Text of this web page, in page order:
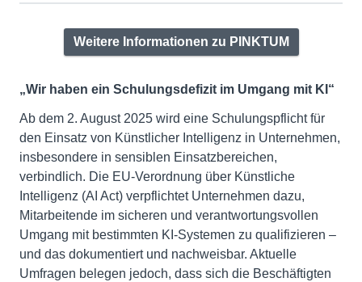
Weitere Informationen zu PINKTUM
„Wir haben ein Schulungsdefizit im Umgang mit KI“
Ab dem 2. August 2025 wird eine Schulungspflicht für
den Einsatz von Künstlicher Intelligenz in Unternehmen,
insbesondere in sensiblen Einsatzbereichen,
verbindlich. Die EU-Verordnung über Künstliche
Intelligenz (AI Act) verpflichtet Unternehmen dazu,
Mitarbeitende im sicheren und verantwortungsvollen
Umgang mit bestimmten KI-Systemen zu qualifizieren –
und das dokumentiert und nachweisbar. Aktuelle
Umfragen belegen jedoch, dass sich die Beschäftigten